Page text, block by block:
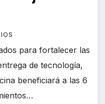
para fortalecer las
de tecnología,
beneficiará a las 6